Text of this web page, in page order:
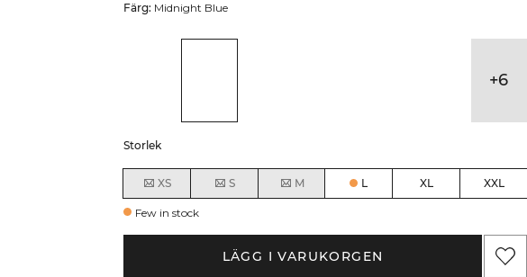
Färg: Midnight Blue
+6
Storlek
XS S M L XL XXL
Few in stock
LÄGG I VARUKORGEN